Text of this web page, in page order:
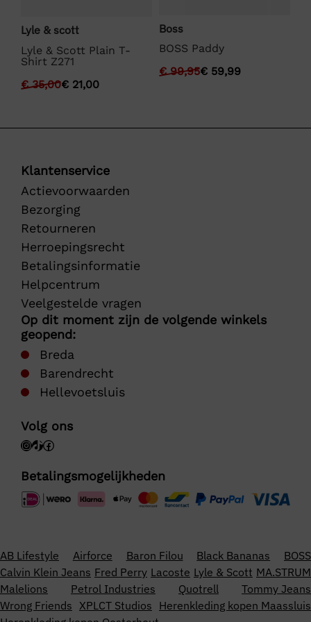
Lyle & scott
Lyle & Scott Plain T-
Shirt Z271
€35,00€ 21,00
Boss
BOSS Paddy
€99,95€ 59,99
Klantenservice
Actievoorwaarden
Bezorging
Retourneren
Herroepingsrecht
Betalingsinformatie
Helpcentrum
Veelgestelde vragen
Op dit moment zijn de volgende winkels
geopend:
Breda
Barendrecht
Hellevoetsluis
Volg ons
Betalingsmogelijkheden
AB Lifestyle Airforce Baron Filou Black Bananas
BOSS
Calvin Klein Jeans Fred Perry Lacoste Lyle & Scott MA.STRUM
Malelions
Petrol Industries Quotrell
Tommy Jeans
Wrong Friends XPLCT Studios Herenkleding kopen Maassluis